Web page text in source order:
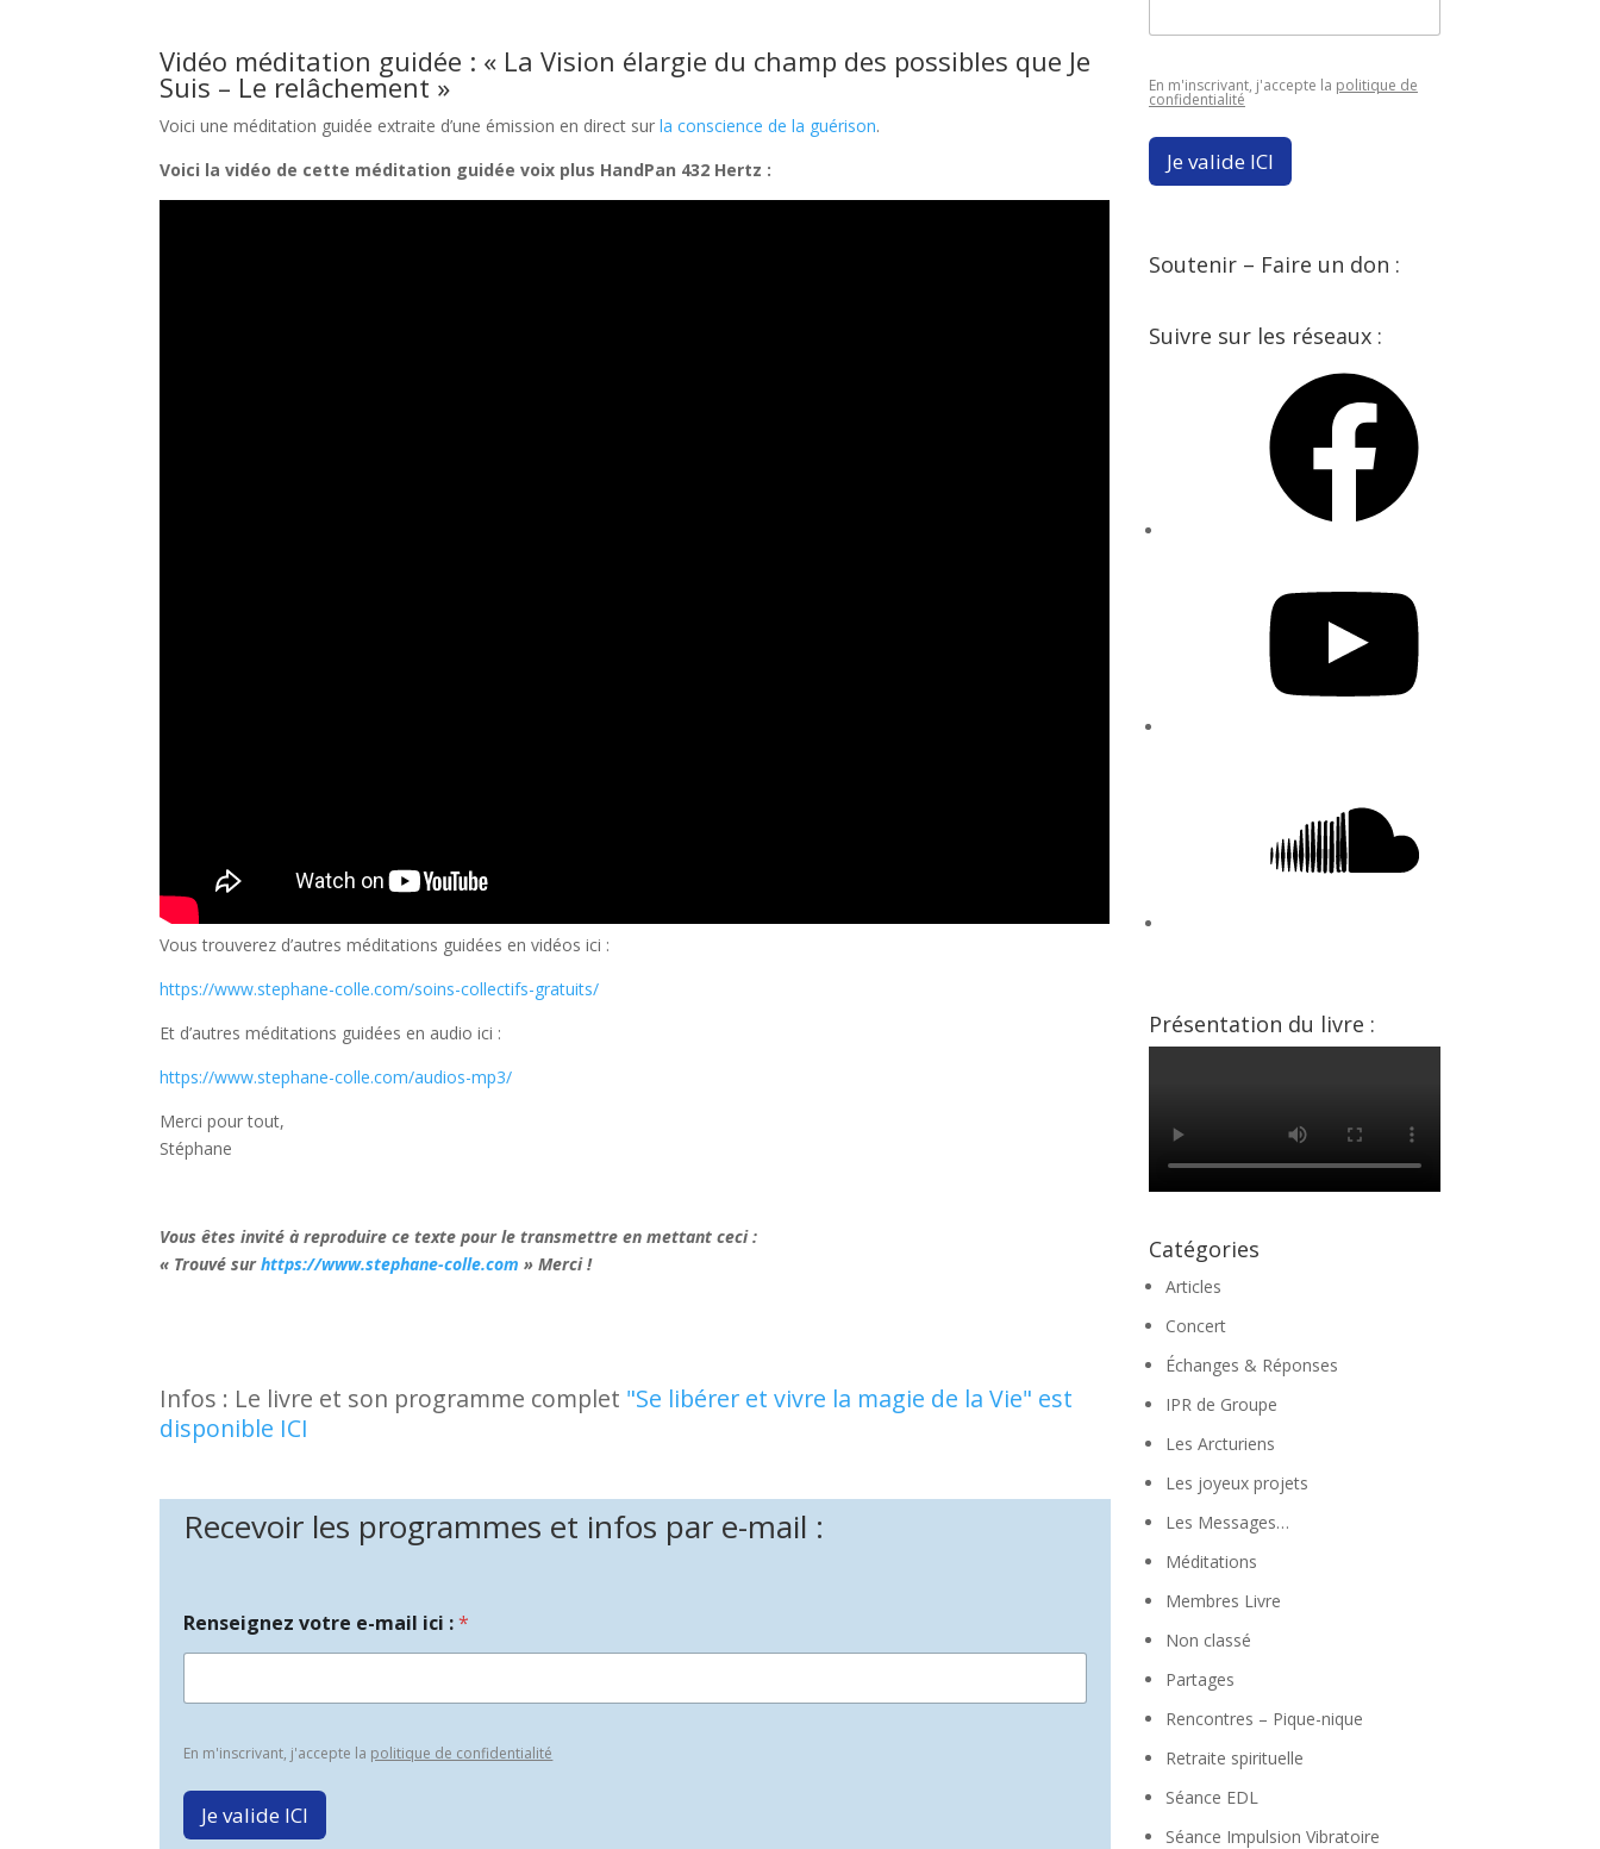
Vidéo méditation guidée : « La Vision élargie du champ des possibles que Je
Suis – Le relâchement »
Voici une méditation guidée extraite d’une émission en direct surla conscience de la guérison.
Voici la vidéo de cette méditation guidée voix plus HandPan 432 Hertz :
Vous trouverez d’autres méditations guidées en vidéos ici :
https://www.stephane-colle.com/soins-collectifs-gratuits/
Et d’autres méditations guidées en audio ici :
https://www.stephane-colle.com/audios-mp3/
Merci pour tout,
Stéphane
Vous êtes invité à reproduire ce texte pour le transmettre en mettant ceci :
« Trouvé surhttps://www.stephane-colle.com » Merci !
Infos : Le livre et son programme complet "Se libérer et vivre la magie de la Vie" est
disponible ICI
Recevoir les programmes et infos par e-mail :
Renseignez votre e-mail ici :*
En m'inscrivant, j'accepte la politique de confidentialité
Je valide ICI
En m'inscrivant, j'accepte la politique de
confidentialité
Je valide ICI
Soutenir – Faire un don :
Suivre sur les réseaux :
Présentation du livre :
Catégories
Articles
Concert
Échanges & Réponses
IPR de Groupe
Les Arcturiens
Les joyeux projets
Les Messages…
Méditations
Membres Livre
Non classé
Partages
Rencontres – Pique-nique
Retraite spirituelle
Séance EDL
Séance Impulsion Vibratoire